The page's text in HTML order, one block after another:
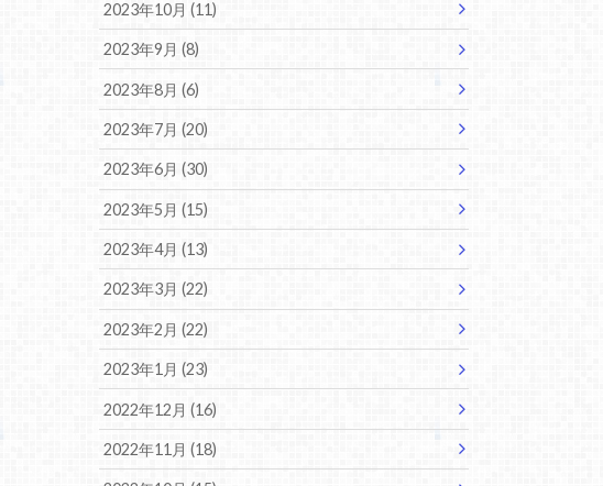
2023年10月 (11)
2023年9月 (8)
2023年8月 (6)
2023年7月 (20)
2023年6月 (30)
2023年5月 (15)
2023年4月 (13)
2023年3月 (22)
2023年2月 (22)
2023年1月 (23)
2022年12月 (16)
2022年11月 (18)